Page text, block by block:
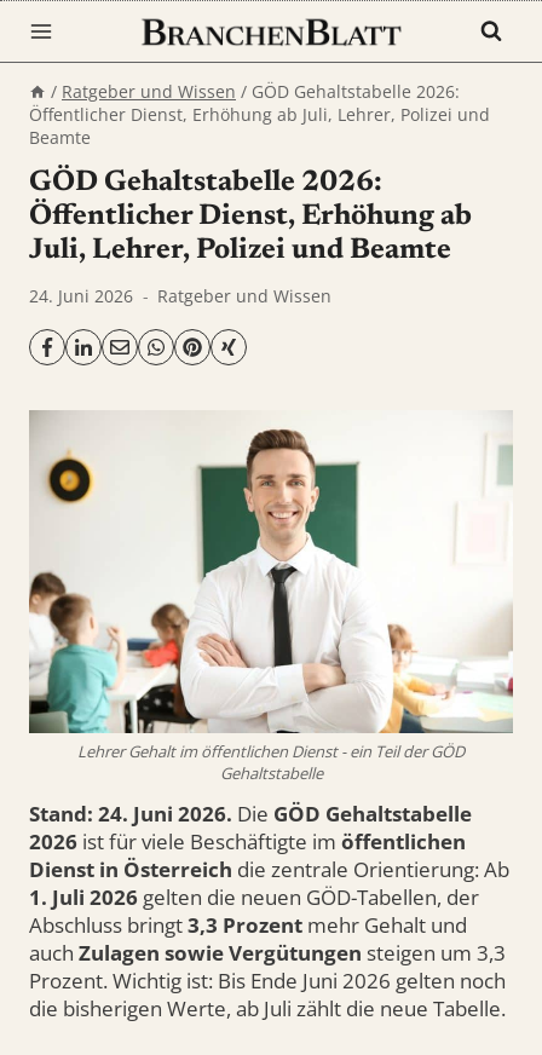
Inhalt
springen
/ Ratgeber und Wissen / GÖD Gehaltstabelle 2026:
Öffentlicher Dienst, Erhöhung ab Juli, Lehrer, Polizei und
Beamte
GÖD Gehaltstabelle 2026:
Öffentlicher Dienst, Erhöhung ab
Juli, Lehrer, Polizei und Beamte
24. Juni 2026 Ratgeber und Wissen
Lehrer Gehalt im öffentlichen Dienst - ein Teil der GÖD
Gehaltstabelle
Stand: 24. Juni 2026. Die GÖD Gehaltstabelle
2026 ist für viele Beschäftigte im öffentlichen
Dienst in Österreich die zentrale Orientierung: Ab
1. Juli 2026 gelten die neuen GÖD-Tabellen, der
Abschluss bringt3,3 Prozent mehr Gehalt und
auch Zulagen sowie Vergütungen steigen um 3,3
Prozent. Wichtig ist: Bis Ende Juni 2026 gelten noch
die bisherigen Werte, ab Juli zählt die neue Tabelle.